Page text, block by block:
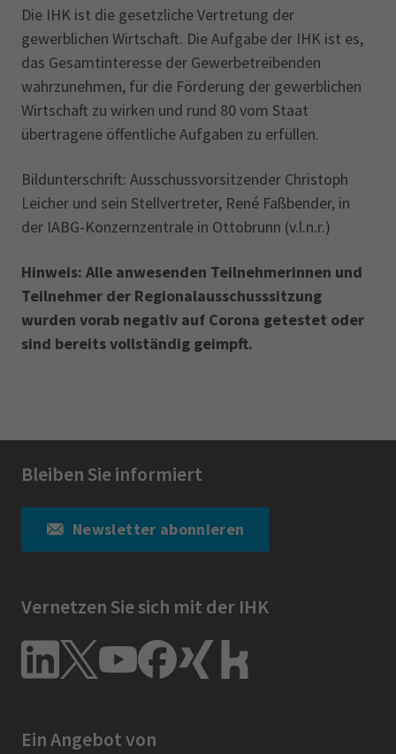
Die IHK ist die gesetzliche Vertretung der
gewerblichen Wirtschaft. Die Aufgabe der IHK ist es,
das Gesamtinteresse der Gewerbetreibenden
wahrzunehmen, für die Förderung der gewerblichen
Wirtschaft zu wirken und rund 80 vom Staat
übertragene öffentliche Aufgaben zu erfüllen.
Bildunterschrift: Ausschussvorsitzender Christoph
Leicher und sein Stellvertreter, René Faßbender, in
der IABG-Konzernzentrale in Ottobrunn (v.l.n.r.)
Hinweis: Alle anwesenden Teilnehmerinnen und
Teilnehmer der Regionalausschusssitzung
wurden vorab negativ auf Corona getestet oder
sind bereits vollständig geimpft.
Bleiben Sie informiert
Newsletter abonnieren
Vernetzen Sie sich mit der IHK
Ein Angebot von